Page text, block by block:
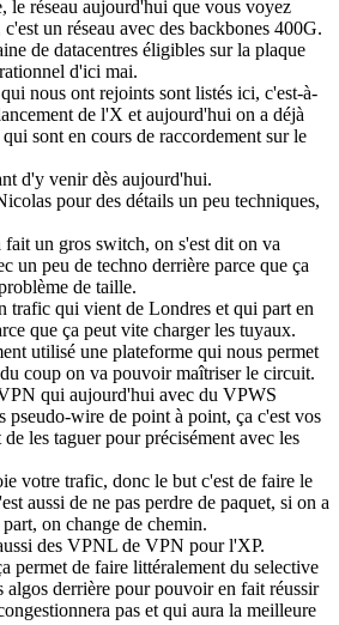
le réseau aujourd'hui que vous voyez
un réseau avec des backbones 400G.
de datacentres éligibles sur la plaque
d'ici mai.
nous ont rejoints sont listés ici, c'est-à-
de l'X et aujourd'hui on a déjà
sont en cours de raccordement sur le
d'y venir dès aujourd'hui.
pour des détails un peu techniques,
fait un gros switch, on s'est dit on va
un peu de techno derrière parce que ça
de taille.
trafic qui vient de Londres et qui part en
que ça peut vite charger les tuyaux.
utilisé une plateforme qui nous permet
coup on va pouvoir maîtriser le circuit.
qui aujourd'hui avec du VPWS
pseudo-wire de point à point, ça c'est vos
les taguer pour précisément avec les
votre trafic, donc le but c'est de faire le
aussi de ne pas perdre de paquet, si on a
on change de chemin.
des VPNL de VPN pour l'XP.
permet de faire littéralement du selective
derrière pour pouvoir en fait réussir
pas et qui aura la meilleure